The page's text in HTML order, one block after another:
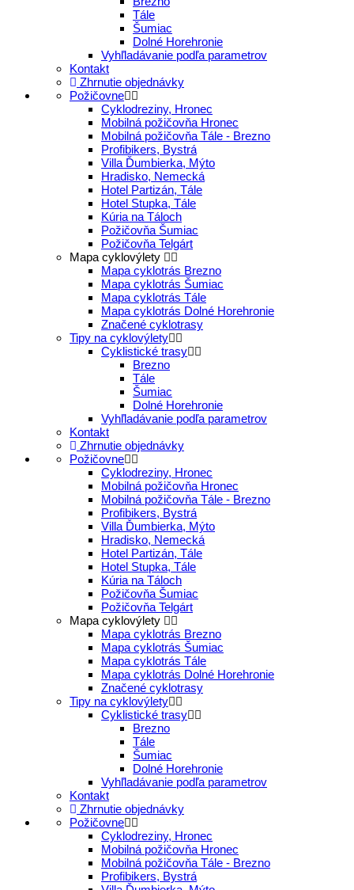
Tále
Šumiac
Dolné Horehronie
Vyhľladávanie podľa parametrov
Kontakt
Zhrnutie objednávky
Požičovne
Cyklodreziny, Hronec
Mobilná požičovňa Hronec
Mobilná požičovňa Tále - Brezno
Profibikers, Bystrá
Villa Ďumbierka, Mýto
Hradisko, Nemecká
Hotel Partizán, Tále
Hotel Stupka, Tále
Kúria na Táloch
Požičovňa Šumiac
Požičovňa Telgárt
Mapa cyklovýlety
Mapa cyklotrás Brezno
Mapa cyklotrás Šumiac
Mapa cyklotrás Tále
Mapa cyklotrás Dolné Horehronie
Značené cyklotrasy
Tipy na cyklovýlety
Cyklistické trasy
Brezno
Tále
Šumiac
Dolné Horehronie
Vyhľladávanie podľa parametrov
Kontakt
Zhrnutie objednávky
Požičovne
Cyklodreziny, Hronec
Mobilná požičovňa Hronec
Mobilná požičovňa Tále - Brezno
Profibikers, Bystrá
Villa Ďumbierka, Mýto
Hradisko, Nemecká
Hotel Partizán, Tále
Hotel Stupka, Tále
Kúria na Táloch
Požičovňa Šumiac
Požičovňa Telgárt
Mapa cyklovýlety
Mapa cyklotrás Brezno
Mapa cyklotrás Šumiac
Mapa cyklotrás Tále
Mapa cyklotrás Dolné Horehronie
Značené cyklotrasy
Tipy na cyklovýlety
Cyklistické trasy
Brezno
Tále
Šumiac
Dolné Horehronie
Vyhľladávanie podľa parametrov
Kontakt
Zhrnutie objednávky
Požičovne
Cyklodreziny, Hronec
Mobilná požičovňa Hronec
Mobilná požičovňa Tále - Brezno
Profibikers, Bystrá